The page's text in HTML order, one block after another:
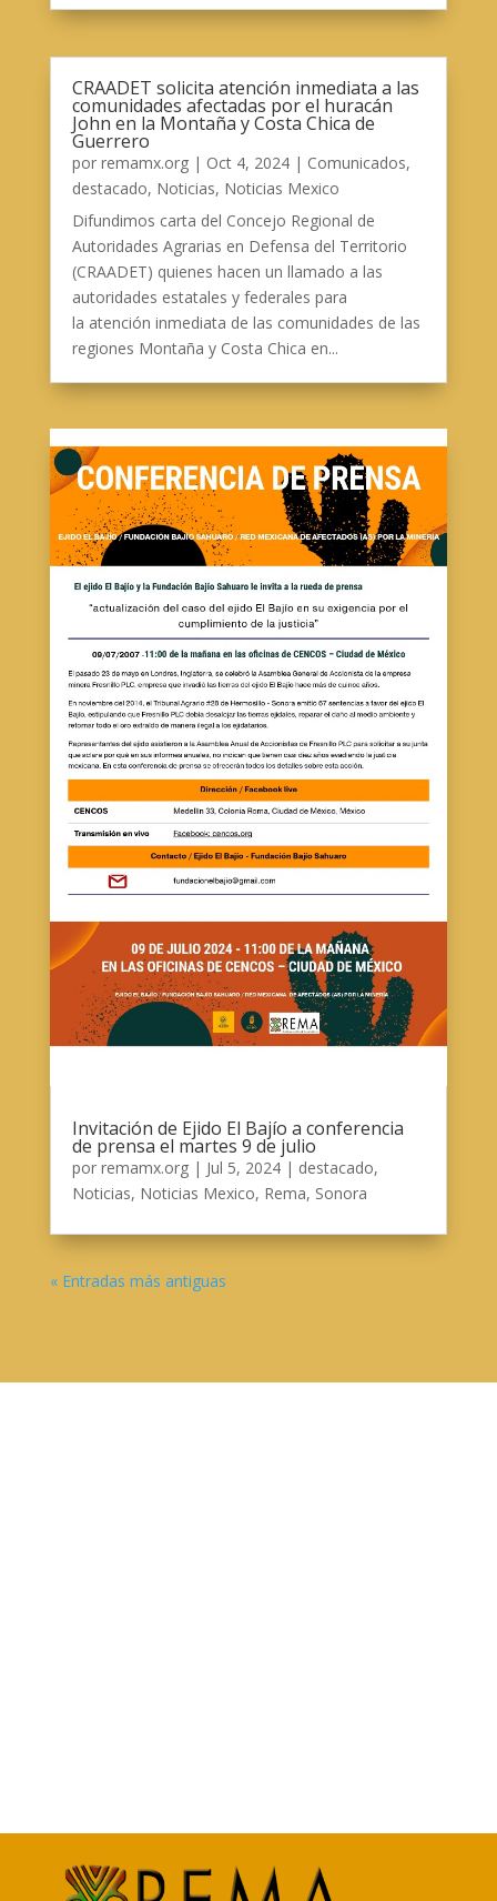
CRAADET solicita atención inmediata a las
comunidades afectadas por el huracán
John en la Montaña y Costa Chica de
Guerrero
por remamx.org| Oct 4, 2024| Comunicados,
destacado, Noticias, Noticias Mexico
Difundimos carta del Concejo Regional de
Autoridades Agrarias en Defensa del Territorio
(CRAADET) quienes hacen un llamado a las
autoridades estatales y federales para
la atención inmediata de las comunidades de las
regiones Montaña y Costa Chica en...
Invitación de Ejido El Bajío a conferencia
de prensa el martes 9 de julio
por remamx.org| Jul 5, 2024| destacado,
Noticias, Noticias Mexico, Rema, Sonora
« Entradas más antiguas